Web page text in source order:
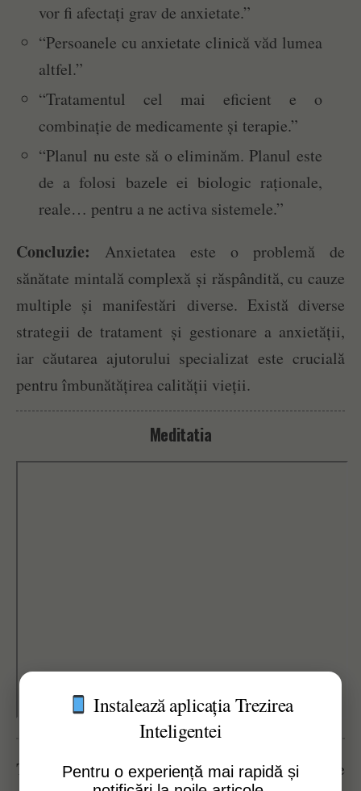
vor fi afectați grav de anxietate.”
“Persoanele cu anxietate clinică văd lumea
altfel.”
“Tratamentul cel mai eficient e o
combinație de medicamente și terapie.”
“Planul nu este să o eliminăm. Planul este
de a folosi bazele ei biologic raționale,
reale… pentru a ne activa sistemele.”
Concluzie: Anxietatea este o problemă de
sănătate mintală complexă și răspândită, cu cauze
multiple și manifestări diverse. Există diverse
strategii de tratament și gestionare a anxietății,
iar căutarea ajutorului specializat este crucială
pentru îmbunătățirea calității vieții.
Meditatia
Tema centrală:Episodul explorează conceptul de
Instalează aplicația Trezirea
Inteligentei
Pentru o experiență mai rapidă și